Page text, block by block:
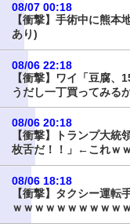
08/07 00:18
【衝撃】手術中に熊
あり)
08/06 22:18
【衝撃】ワイ「豆腐
うだし一丁買ってみ
08/06 20:18
【衝撃】トランプ大統
枚舌だ！！」←これｗ
08/06 18:18
【衝撃】タクシー運転
ｗｗｗｗｗｗｗｗｗｗ